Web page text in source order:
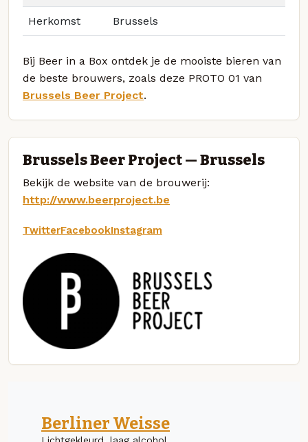
Herkomst Brussels
Bij Beer in a Box ontdek je de mooiste bieren van
de beste brouwers, zoals deze PROTO 01 van
Brussels Beer Project.
Brussels Beer Project — Brussels
Bekijk de website van de brouwerij:
http://www.beerproject.be
TwitterFacebookInstagram
Berliner Weisse